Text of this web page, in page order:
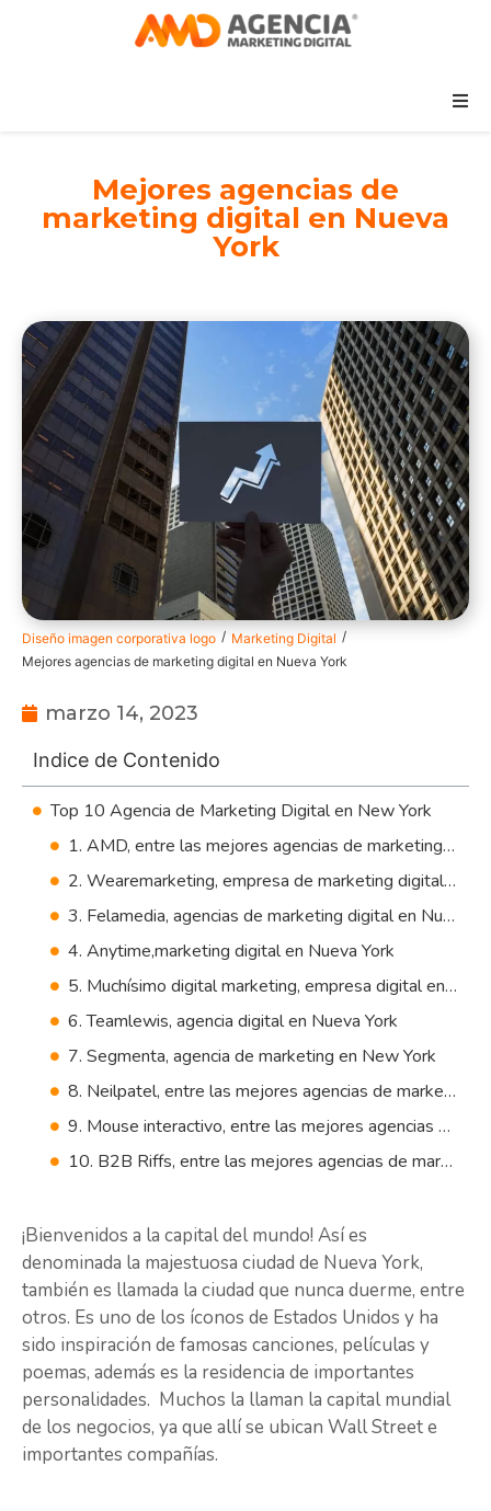
Mejores agencias de
marketing digital en Nueva
York
Diseño imagen corporativa logo / Marketing Digital /
Mejores agencias de marketing digital en Nueva York
marzo 14, 2023
Indice de Contenido
Top 10 Agencia de Marketing Digital en New York
1. AMD, entre las mejores agencias de marketing digital en Nueva York
2. Wearemarketing, empresa de marketing digital en Nueva York
3. Felamedia, agencias de marketing digital en Nueva York
4. Anytime,marketing digital en Nueva York
5. Muchísimo digital marketing, empresa digital en Nueva York
6. Teamlewis, agencia digital en Nueva York
7. Segmenta, agencia de marketing en New York
8. Neilpatel, entre las mejores agencias de marketing digital en Nueva York
9. Mouse interactivo, entre las mejores agencias de marketing digital
10. B2B Riffs, entre las mejores agencias de marketing digital en Nueva York
¡Bienvenidos a la capital del mundo! Así es
denominada la majestuosa ciudad de Nueva York,
también es llamada la ciudad que nunca duerme, entre
otros. Es uno de los íconos de Estados Unidos y ha
sido inspiración de famosas canciones, películas y
poemas, además es la residencia de importantes
personalidades. Muchos la llaman la capital mundial
de los negocios, ya que allí se ubican Wall Street e
importantes compañías.